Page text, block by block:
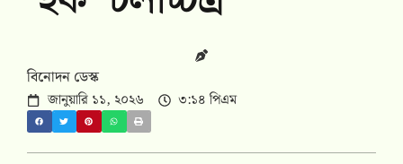
বিনোদন ডেস্ক
জানুয়ারি ১১, ২০২৬ ৩:১৪ পিএম